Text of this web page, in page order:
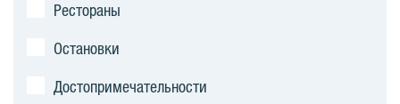
Рестораны
Остановки
Достопримечательности